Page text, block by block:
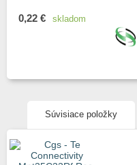
0,22 € skladom
Súvisiace položky